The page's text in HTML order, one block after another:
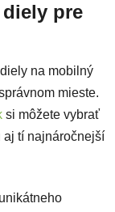
pre
na mobilný
mieste.
si môžete vybrať
aj tí najnáročnejší